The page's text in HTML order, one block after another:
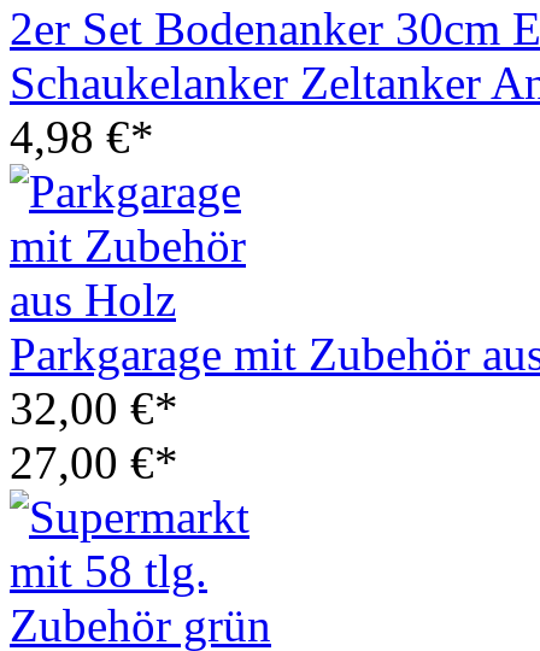
2er Set Bodenanker 30cm
Schaukelanker Zeltanker
4,98 €*
Parkgarage mit Zubehör
32,00 €*
27,00 €*